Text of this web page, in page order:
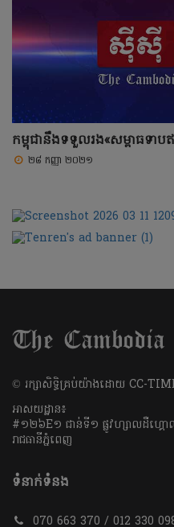
កម្ពុជានឹងទទួលរង«សម្ពាធទា
២៨ កញ្ញា ២០២១
​© រក្សា​សិទ្ធិ​គ្រប់​យ៉ាង​ដោយ​ CC-
អាសយដ្ឋាន៖
#១២៦E១ ជាន់ទី១ ផ្លូវហ្សាលដឺហ្គ
រាជធានីភ្នំពេញ
ទំនាក់ទំនង
070 663 370 / 012 330